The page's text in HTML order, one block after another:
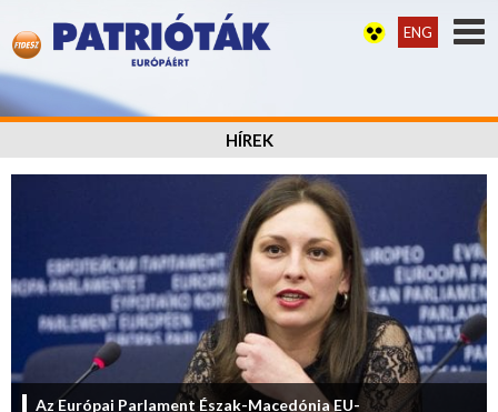
ENG
HÍREK
Az Európai Parlament Észak-Macedónia EU-